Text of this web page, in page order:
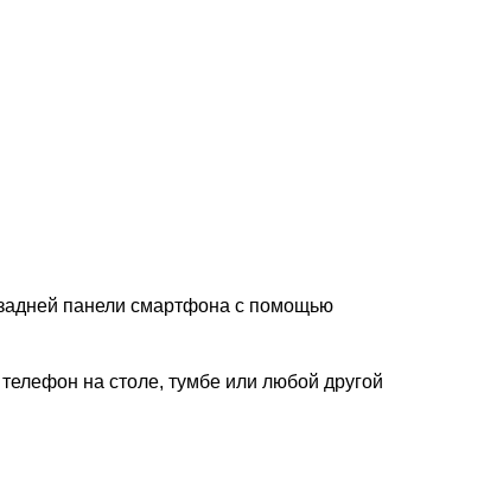
панели смартфона с помощью
на столе, тумбе или любой другой